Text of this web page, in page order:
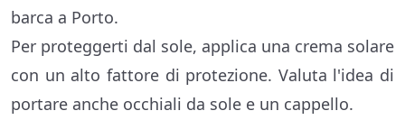
barca a Porto.
Per proteggerti dal sole, applica una crema solare
con un alto fattore di protezione. Valuta l'idea di
portare anche occhiali da sole e un cappello.